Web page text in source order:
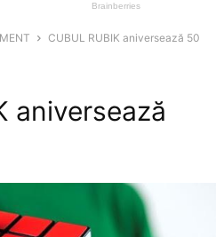
CUBUL RUBIK aniversează 50
aniversează